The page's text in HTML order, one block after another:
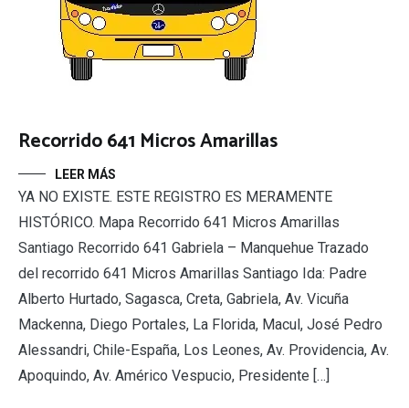
Recorrido 641 Micros Amarillas
LEER MÁS
YA NO EXISTE. ESTE REGISTRO ES MERAMENTE
HISTÓRICO. Mapa Recorrido 641 Micros Amarillas
Santiago Recorrido 641 Gabriela – Manquehue Trazado
del recorrido 641 Micros Amarillas Santiago Ida: Padre
Alberto Hurtado, Sagasca, Creta, Gabriela, Av. Vicuña
Mackenna, Diego Portales, La Florida, Macul, José Pedro
Alessandri, Chile-España, Los Leones, Av. Providencia, Av.
Apoquindo, Av. Américo Vespucio, Presidente […]